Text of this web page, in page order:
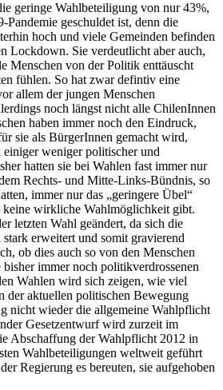
geringe Wahlbeteiligung von nur 43%,
geschuldet ist, denn die
hoch und viele Gemeinden befinden
Lockdown. Sie verdeutlicht aber auch,
Menschen von der Politik enttäuscht
fühlen. So hat zwar defintiv eine
allem der jungen Menschen
noch längst nicht alle ChilenInnen
haben immer noch den Eindruck,
sie als BürgerInnen gemacht wird,
einiger weniger politischer und
hatten sie bei Wahlen fast immer nur
Rechts- und Mitte-Links-Bündnis, so
immer nur das „geringere Übel“
keine wirkliche Wahlmöglichkeit gibt.
letzten Wahl geändert, da sich die
erweitert und somit gravierend
ob dies auch so von den Menschen
immer noch politikverdrossenen
Wahlen wird sich zeigen, wie viel
der aktuellen politischen Bewegung
nicht wieder die allgemeine Wahlpflicht
Gesetzentwurf wird zurzeit im
Abschaffung der Wahlpflicht 2012 in
Wahlbeteiligungen weltweit geführt
Regierung es bereuten, sie aufgehoben